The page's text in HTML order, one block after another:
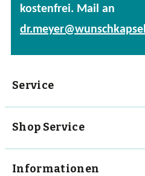
Vitalpilze
Vitamine
kostenfrei. Mail an
Service
Shop Service
Informationen